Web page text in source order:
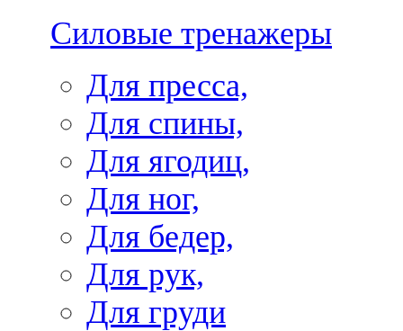
Силовые тренажеры
Для пресса,
Для спины,
Для ягодиц,
Для ног,
Для бедер,
Для рук,
Для груди